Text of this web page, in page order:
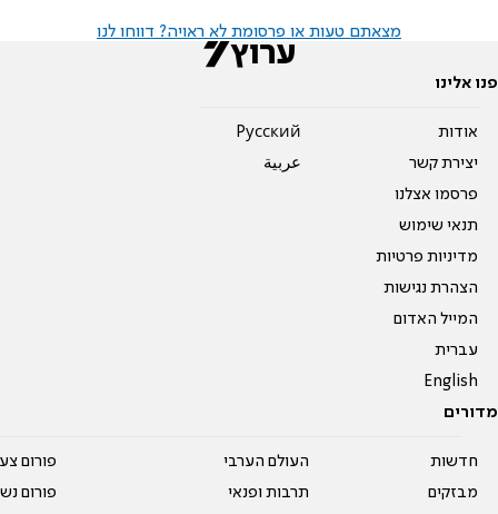
מצאתם טעות או פרסומת לא ראויה? דווחו לנו
פנו אלינו
אודות
יצירת קשר
פרסמו אצלנו
תנאי שימוש
מדיניות פרטיות
הצהרת נגישות
המייל האדום
עברית
English
Pусский
عربية
מדורים
חדשות
מבזקים
העולם הערבי
תרבות ופנאי
פורום
פורום